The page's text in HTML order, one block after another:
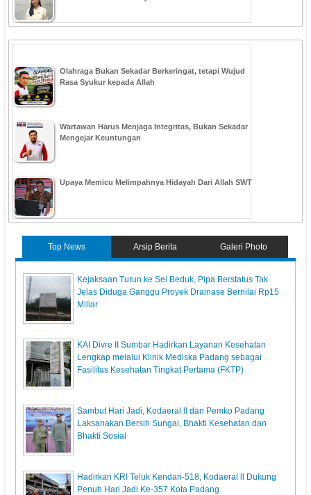
Olahraga Bukan Sekadar Berkeringat, tetapi Wujud
Rasa Syukur kepada Allah
Wartawan Harus Menjaga Integritas, Bukan Sekadar
Mengejar Keuntungan
Upaya Memicu Melimpahnya Hidayah Dari Allah SWT
Top News Arsip Berita Galeri Photo
Kejaksaan Turun ke Sei Beduk, Pipa Berstatus Tak
Jelas Diduga Ganggu Proyek Drainase Bernilai Rp15
Miliar
KAI Divre II Sumbar Hadirkan Layanan Kesehatan
Lengkap melalui Klinik Mediska Padang sebagai
Fasilitas Kesehatan Tingkat Pertama (FKTP)
Sambut Hari Jadi, Kodaeral ll dan Pemko Padang
Laksanakan Bersih Sungai, Bhakti Kesehatan dan
Bhakti Sosial
Hadirkan KRI Teluk Kendari-518, Kodaeral ll Dukung
Penuh Hari Jadi Ke-357 Kota Padang